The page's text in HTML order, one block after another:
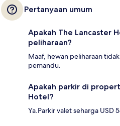
Pertanyaan umum
Apakah The Lancaster
peliharaan?
Maaf, hewan peliharaan
pemandu.
Apakah parkir di
Hotel?
Ya.Parkir valet seharga USD